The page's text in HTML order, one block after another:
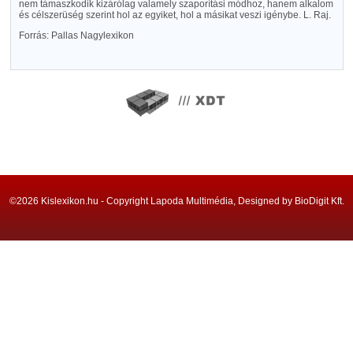
nem támaszkodik kizárólag valamely szaporítási módhoz, hanem alkalom
és célszerüség szerint hol az egyiket, hol a másikat veszi igénybe. L. Raj.
Forrás: Pallas Nagylexikon
©2026 Kislexikon.hu - Copyright Lapoda Multimédia, Designed by BioDigit Kft.